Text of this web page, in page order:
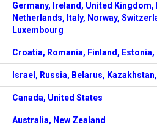
Germany, Ireland, United
Netherlands, Italy, Norway,
Luxembourg
Croatia, Romania, Finland,
Israel, Russia, Belarus,
Canada, United States
Australia, New Zealand